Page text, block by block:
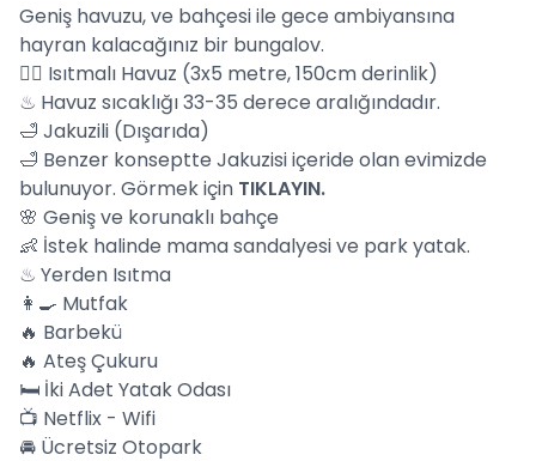
Geniş havuzu, ve bahçesi ile gece ambiyansına
hayran kalacağınız bir bungalov.
🏊‍♀️ Isıtmalı Havuz (3x5 metre, 150cm derinlik)
♨ Havuz sıcaklığı 33-35 derece aralığındadır.
🛁 Jakuzili (Dışarıda)
🛁 Benzer konseptte Jakuzisi içeride olan evimizde
bulunuyor. Görmek için TIKLAYIN.
🌸 Geniş ve korunaklı bahçe
👶 İstek halinde mama sandalyesi ve park yatak.
♨ Yerden Isıtma
👩‍🍳 Mutfak
🔥 Barbekü
🔥 Ateş Çukuru
🛏️ İki Adet Yatak Odası
📺 Netflix - Wifi
🚘 Ücretsiz Otopark